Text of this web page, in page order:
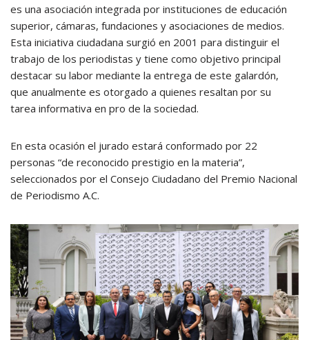
es una asociación integrada por instituciones de educación
superior, cámaras, fundaciones y asociaciones de medios.
Esta iniciativa ciudadana surgió en 2001 para distinguir el
trabajo de los periodistas y tiene como objetivo principal
destacar su labor mediante la entrega de este galardón,
que anualmente es otorgado a quienes resaltan por su
tarea informativa en pro de la sociedad.
En esta ocasión el jurado estará conformado por 22
personas “de reconocido prestigio en la materia”,
seleccionados por el Consejo Ciudadano del Premio Nacional
de Periodismo A.C.